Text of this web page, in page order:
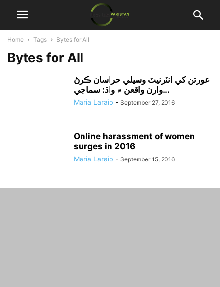
Home Tags Bytes for All
Bytes for All
عورتن کي انٽرنيٽ وسيلي حراسان ڪرڻ
وارن واقعن ۾ واڌ: سماجي...
Maria Laraib - September 27, 2016
Online harassment of women
surges in 2016
Maria Laraib - September 15, 2016